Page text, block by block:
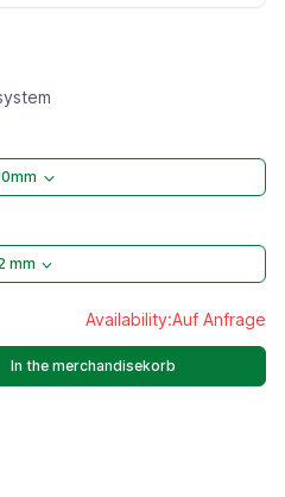
mm
Availability:Auf Anfrage
In the merchandisekorb